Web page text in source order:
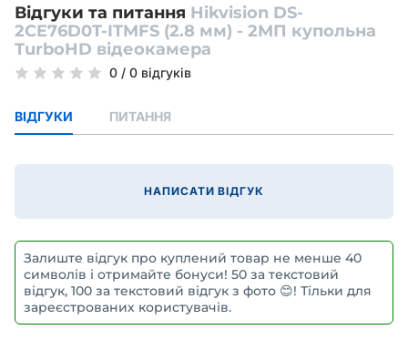
Відгуки та питання Hikvision DS-
2CE76D0T-ITMFS (2.8 мм) - 2МП купольна
TurboHD відеокамера
0 / 0 відгуків
ВІДГУКИ ПИТАННЯ
НАПИСАТИ ВІДГУК
Залиште відгук про куплений товар не менше 40
символів і отримайте бонуси! 50 за текстовий
відгук, 100 за текстовий відгук з фото 😊! Тільки для
зареєстрованих користувачів.